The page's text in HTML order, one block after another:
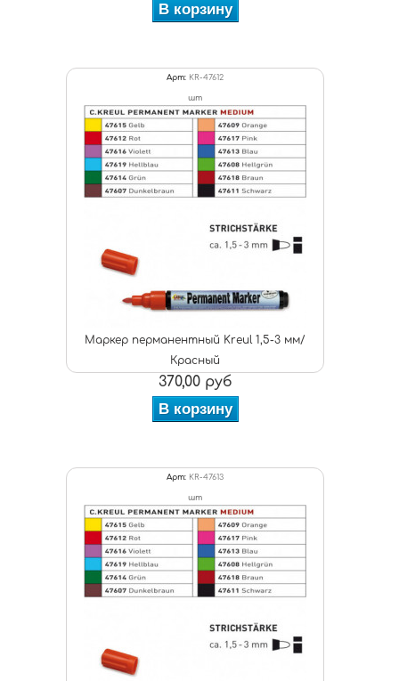
В корзину
Арт: KR-47612
шт
Маркер перманентный Kreul 1,5-3 мм/
Красный
370,00 руб
В корзину
Арт: KR-47613
шт